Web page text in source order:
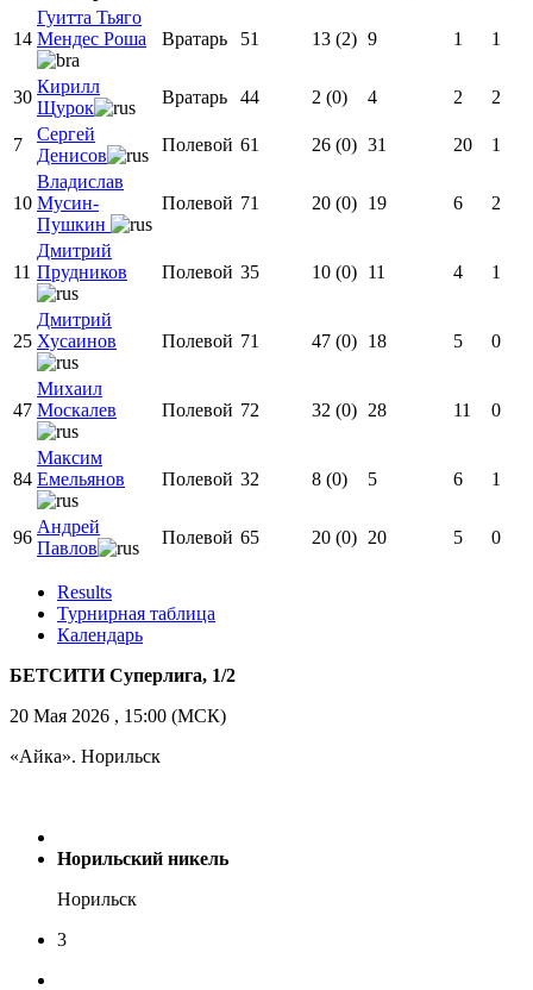
14
Гуитта Тьяго
Мендес Роша
Вратарь 51 13 (2) 9 1 1
30
Кирилл
Щурок
Вратарь 44 2 (0) 4 2 2
7
Сергей
Денисов
Полевой 61 26 (0) 31 20 1
10
Владислав
Мусин-
Пушкин
Полевой 71 20 (0) 19 6 2
11
Дмитрий
Прудников
Полевой 35 10 (0) 11 4 1
25
Дмитрий
Хусаинов
Полевой 71 47 (0) 18 5 0
47
Михаил
Москалев
Полевой 72 32 (0) 28 11 0
84
Максим
Емельянов
Полевой 32 8 (0) 5 6 1
96
Андрей
Павлов
Полевой 65 20 (0) 20 5 0
Results
Турнирная таблица
Календарь
БЕТСИТИ Суперлига, 1/2
20 Мая 2026 , 15:00 (МСК)
«Айка». Норильск
Норильский никель
Норильск
3